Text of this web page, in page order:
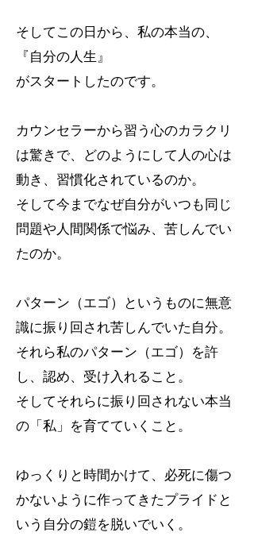
そしてこの日から、私の本当の、
『自分の人生』
がスタートしたのです。
カウンセラーから習う心のカラクリ
は驚きで、どのようにして人の心は
動き、習慣化されているのか。
そして今までなぜ自分がいつも同じ
問題や人間関係で悩み、苦しんでい
たのか。
パターン（エゴ）というものに無意
識に振り回され苦しんでいた自分。
それら私のパターン（エゴ）を許
し、認め、受け入れること。
そしてそれらに振り回されない本当
の「私」を育てていくこと。
ゆっくりと時間かけて、必死に傷つ
かないように作ってきたプライドと
いう自分の鎧を脱いでいく。